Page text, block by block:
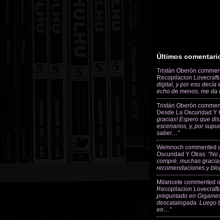
Últimos
Tristán Oberón
Recopilacion
digital, y por eso decía
echo de menos, me
Tristán Oberón
Desde La Oscuridad Y
gracias! Espero que
escenarios, y, por
saber…”
Wemnoch commented
Oscuridad Y Otras:
compré, muchas
recomendaciones y
Milancete commented
Recopilacion
preguntado en
descatalogada. Luego
en…”